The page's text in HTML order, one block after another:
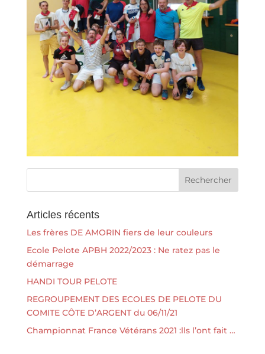
Articles récents
Les frères DE AMORIN fiers de leur couleurs
Ecole Pelote APBH 2022/2023 : Ne ratez pas le
démarrage
HANDI TOUR PELOTE
REGROUPEMENT DES ECOLES DE PELOTE DU
COMITE CÔTE D’ARGENT du 06/11/21
Championnat France Vétérans 2021 :lls l’ont fait …